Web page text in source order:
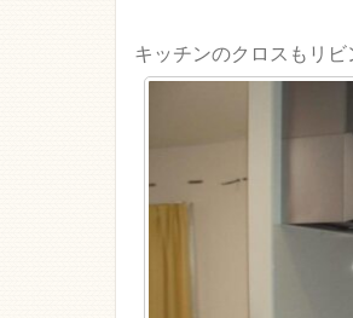
キッチンのクロスもリ